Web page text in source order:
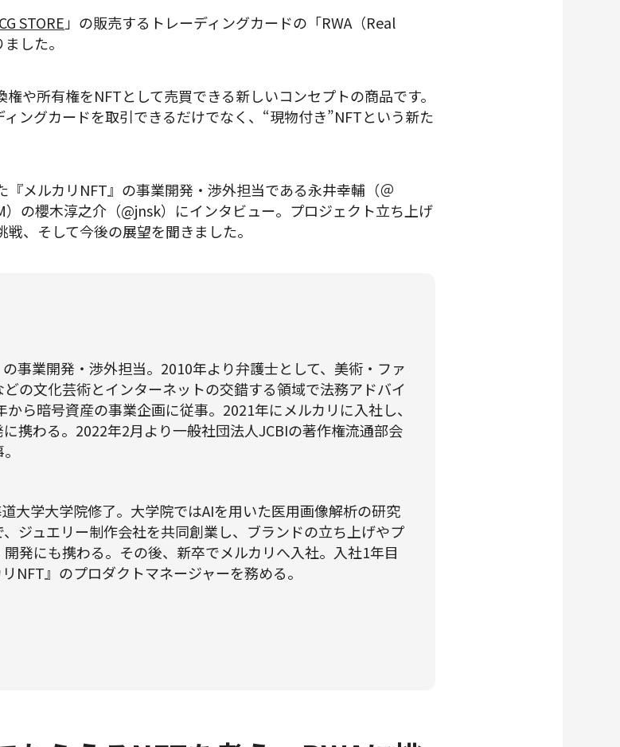
覧STORE」の販売するトレーディングカードの「RWA（Real
した。
や所有権をNFTとして売買できる新しいコンセプトの商品です。
ングカードを取引できるだけでなく、“現物付き”NFTという新た
『メルカリNFT』の事業開発・渉外担当である永井幸輔（＠
の櫻木淳之介（@jnsk）にインタビュー。プロジェクト立ち上げ
、そして今後の展望を聞きました。
の事業開発・渉外担当。2010年より弁護士として、美術・ファ
の文化芸術とインターネットの交錯する領域で法務アドバイ
から暗号資産の事業企画に従事。2021年にメルカリに入社し、
携わる。2022年2月より一般社団法人JCBIの著作権流通部会
。
大学大学院修了。大学院ではAIを用いた医用画像解析の研究
ジュエリー制作会社を共同創業し、ブランドの立ち上げやプ
発にも携わる。その後、新卒でメルカリへ入社。入社1年目
NFT』のプロダクトマネージャーを務める。